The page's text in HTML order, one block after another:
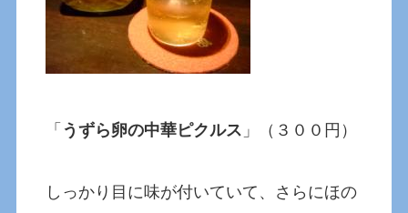
「 うずら卵の中華ピクルス 」（３００円）
しっかり目に味が付いていて、さらにほの